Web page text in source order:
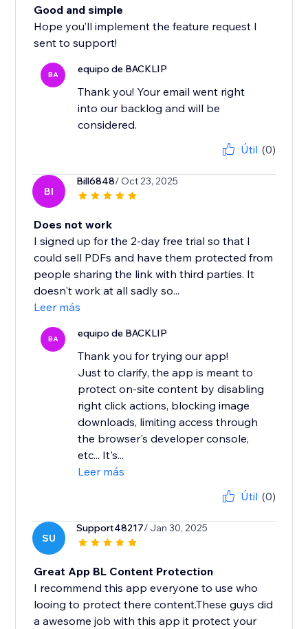
Good and simple
Hope you’ll implement the feature request I
sent to support!
BA equipo de BACKLIP
Thank you! Your email went right
into our backlog and will be
considered.
Útil (0)
BI
Bill6848/ Oct 23, 2025
Does not work
I signed up for the 2-day free trial so that I
could sell PDFs and have them protected from
people sharing the link with third parties. It
doesn't work at all sadly so...
Leer más
BA equipo de BACKLIP
Thank you for trying our app!
Just to clarify, the app is meant to
protect on-site content by disabling
right click actions, blocking image
downloads, limiting access through
the browser's developer console,
etc... It's...
Leer más
Útil (0)
SU
Support48217/ Jan 30, 2025
Great App BL Content Protection
I recommend this app everyone to use who
looing to protect there content.These guys did
a awesome job with this app it protect your